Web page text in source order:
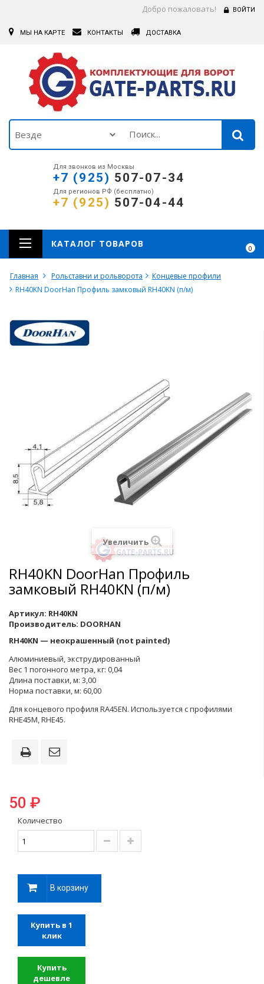
Добро пожаловать! ВОЙТИ
МЫ НА КАРТЕ КОНТАКТЫ ДОСТАВКА
Для звонков из Москвы
+7 (925) 507-07-34
Для регионов РФ (бесплатно)
+7 (925) 507-04-44
0
КАТАЛОГ ТОВАРОВ
Главная Рольставни и рольворота
Концевые профили
RH40KN DoorHan Профиль замковый RH40KN (п/м)
Увеличить
RH40KN DoorHan Профиль
замковый RH40KN (п/м)
Артикул: RH40KN
Производитель: DOORHAN
RH40KN — неокрашенный (not painted)
Алюминиевый, экструдированный
Вес 1 погонного метра, кг: 0,04
Длина поставки, м: 3,00
Норма поставки, м: 60,00
Для концевого профиля RA45EN. Используется с профилями
RHE45M, RHE45.
50 ₽
Количество
В корзину
Купить в 1
клик
Купить
дешевле